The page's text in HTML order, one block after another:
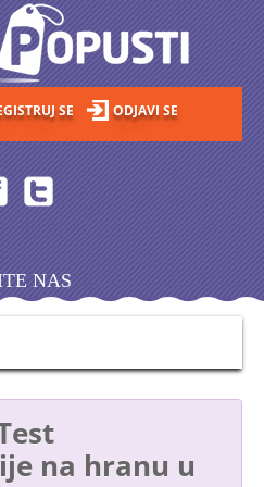
SE ODJAVI SE
NAS
na hranu u